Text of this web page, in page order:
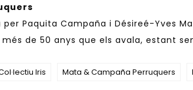
Paquita Campaña i Désireé-Yves
de 50 anys que els avala, estant
Iris Mata & Campaña Perruquers